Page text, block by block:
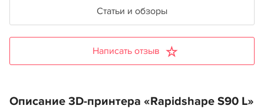
Статьи и обзоры
Написать отзыв
Описание 3D-принтера «Rapidshape S90 L»